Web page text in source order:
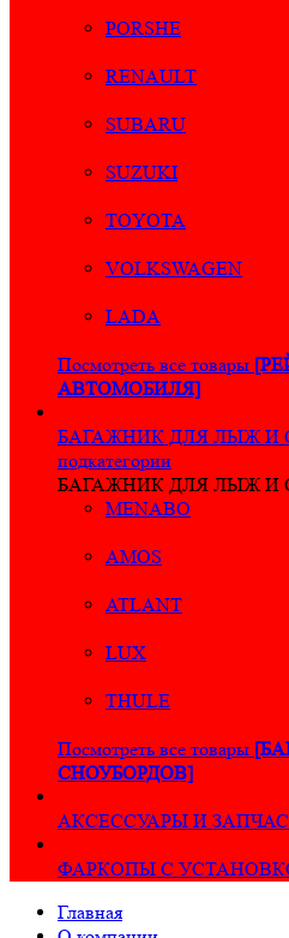
PORSHE
RENAULT
SUBARU
SUZUKI
TOYOTA
VOLKSWAGEN
LADA
Посмотреть все товары
АВТОМОБИЛЯ]
БАГАЖНИК ДЛЯ ЛЫЖ И
подкатегории
БАГАЖНИК ДЛЯ ЛЫЖ И
MENABO
AMOS
ATLANT
LUX
THULE
Посмотреть все товары
СНОУБОРДОВ]
АКСЕССУАРЫ И
ФАРКОПЫ С
Главная